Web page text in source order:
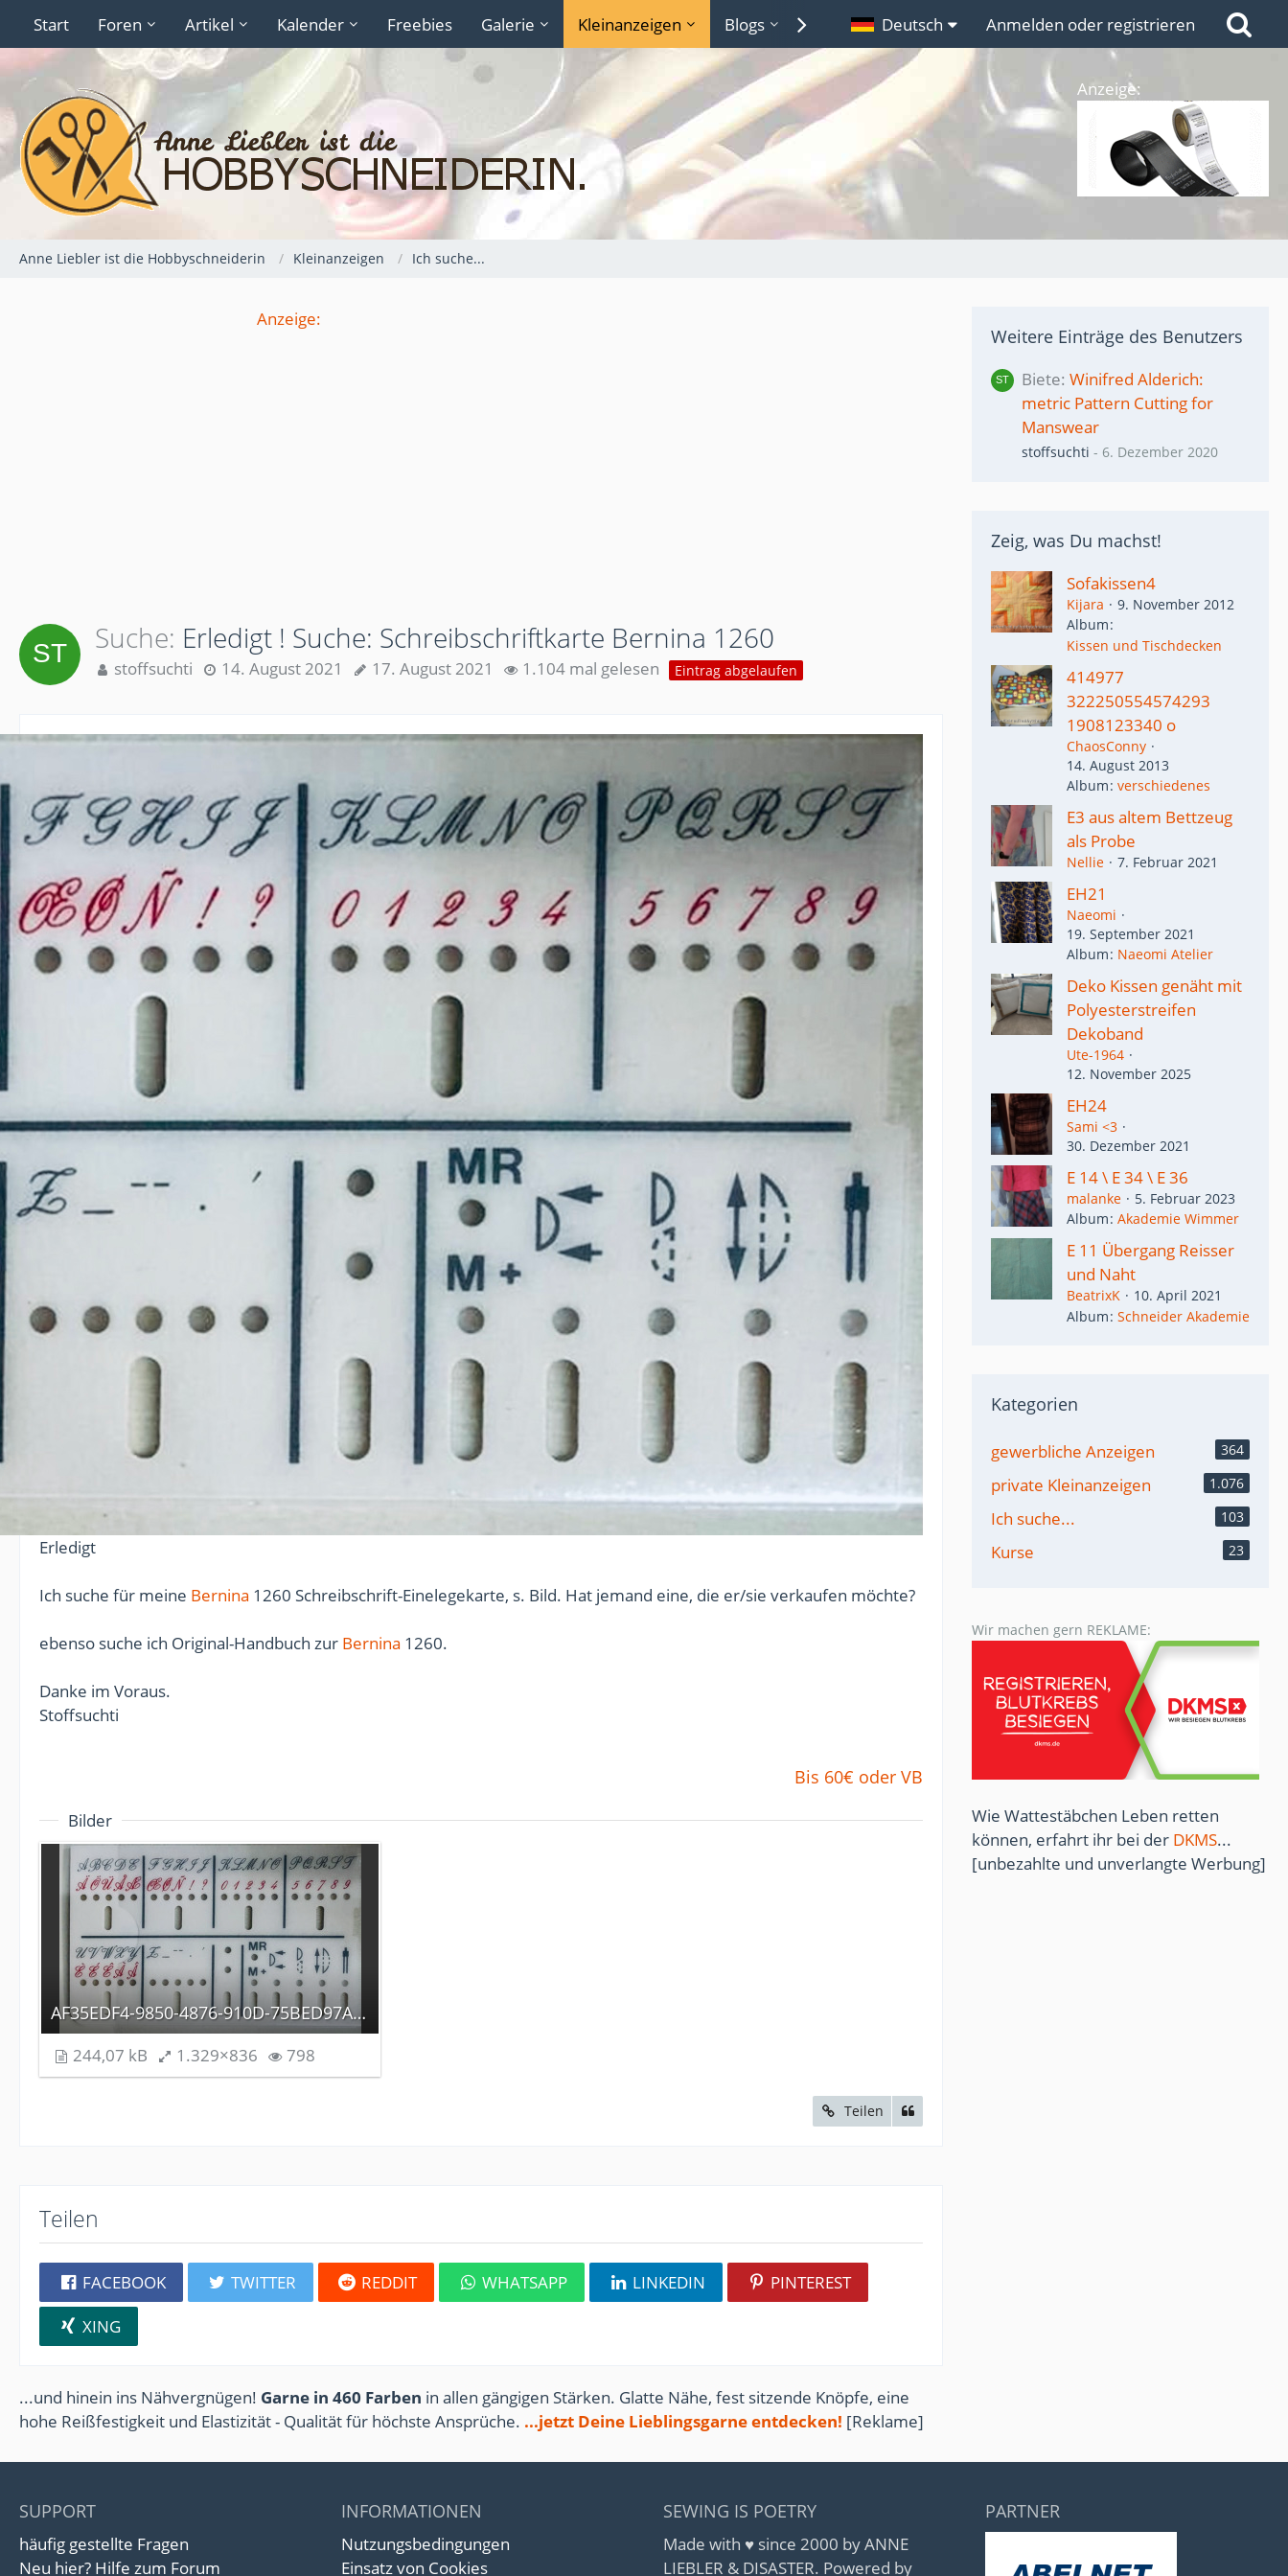
Start Foren Artikel Kalender Freebies Galerie Kleinanzeigen Blogs Lexikon Links
Deutsch Anmelden oder registrieren
Anzeige:
Anne Liebler ist die Hobbyschneiderin Kleinanzeigen Ich suche...
Anzeige:
Suche Erledigt ! Suche: Schreibschriftkarte Bernina 1260
stoffsuchti 14. August 2021 17. August 2021 1.104 mal gelesen Eintrag abgelaufen
Erledigt
Ich suche für meine Bernina 1260 Schreibschrift-Einelegekarte, s. Bild. Hat jemand eine, die er/sie verkaufen möchte?
ebenso suche ich Original-Handbuch zur Bernina 1260.
Danke im Voraus.
Stoffsuchti
Bis 60€ oder VB
Bilder
AF35EDF4-9850-4876-910D-75BED97AD821.jpeg
244,07 kB 1.329×836 798
Teilen
Teilen
FACEBOOK TWITTER REDDIT WHATSAPP LINKEDIN
PINTEREST
XING
...und hinein ins Nähvergnügen! Garne in 460 Farben in allen gängigen Stärken. Glatte Nähe, fest sitzende Knöpfe, eine
hohe Reißfestigkeit und Elastizität - Qualität für höchste Ansprüche. ...jetzt Deine Lieblingsgarne entdecken! [Reklame]
Weitere Einträge des Benutzers
Biete Winifred Alderich:
metric Pattern Cutting for
Manswear
stoffsuchti - 6. Dezember 2020
Zeig, was Du machst!
Sofakissen4
Kijara
9. November 2012
Album
Kissen und Tischdecken
414977
322250554574293
1908123340 o
ChaosConny
14. August 2013
Album verschiedenes
E3 aus altem Bettzeug
als Probe
Nellie 7. Februar 2021
EH21
Naeomi
19. September 2021
Album Naeomi Atelier
Deko Kissen genäht mit
Polyesterstreifen
Dekoband
Ute-1964
12. November 2025
EH24
Sami <3
30. Dezember 2021
E 14 \ E 34 \ E 36
malanke
5. Februar 2023
Album Akademie Wimmer
E 11 Übergang Reisser
und Naht
BeatrixK
10. April 2021
Album Schneider Akademie
Kategorien
gewerbliche Anzeigen 364
private Kleinanzeigen 1.076
Ich suche... 103
Kurse 23
Wir machen gern REKLAME:
Wie Wattestäbchen Leben retten
können, erfahrt ihr bei der DKMS...
[unbezahlte und unverlangte Werbung]
SUPPORT
häufig gestellte Fragen
Neu hier? Hilfe zum Forum
INFORMATIONEN
Nutzungsbedingungen
Einsatz von Cookies
SEWING IS POETRY
Made with ♥ since 2000 by ANNE
LIEBLER & DISASTER. Powered by
PARTNER